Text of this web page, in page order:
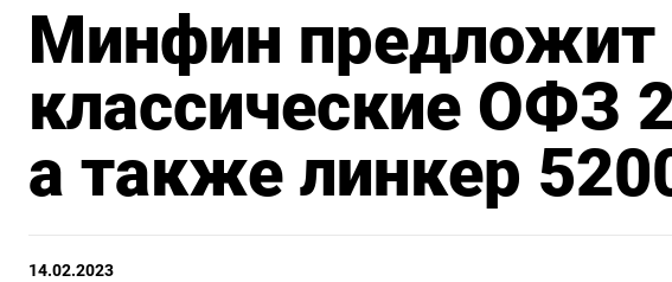
Минфин предложит
классические ОФЗ
а также линкер
14.02.2023